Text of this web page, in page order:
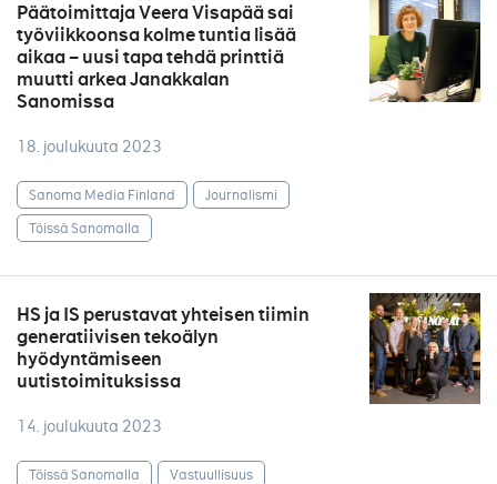
Päätoimittaja Veera Visapää sai
työviikkoonsa kolme tuntia lisää
aikaa – uusi tapa tehdä printtiä
muutti arkea Janakkalan
Sanomissa
18. joulukuuta 2023
Sanoma Media Finland
Journalismi
Töissä Sanomalla
HS ja IS perustavat yhteisen tiimin
generatiivisen tekoälyn
hyödyntämiseen
uutistoimituksissa
14. joulukuuta 2023
Töissä Sanomalla
Vastuullisuus